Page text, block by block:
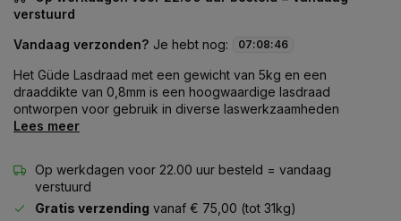
verstuurd
Vandaag verzonden? Je hebt nog: 07:08:46
Het Güde Lasdraad met een gewicht van 5kg en een
draaddikte van 0,8mm is een hoogwaardige lasdraad
ontworpen voor gebruik in diverse laswerkzaamheden
Lees meer
Op werkdagen voor 22.00 uur besteld = vandaag
verstuurd
Gratis verzending vanaf € 75,00 (tot 31kg)